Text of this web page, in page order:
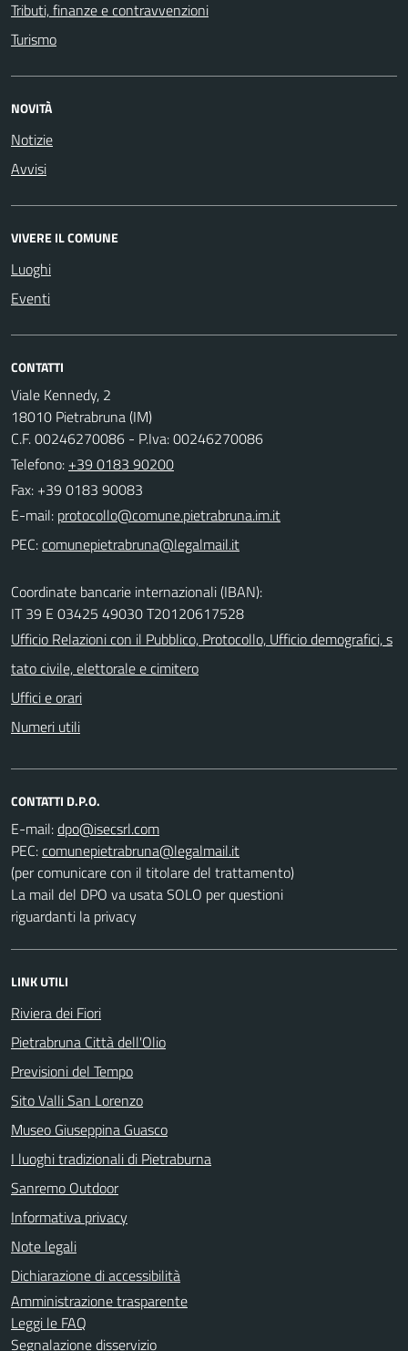
Tributi, finanze e contravvenzioni
Turismo
NOVITÀ
Notizie
Avvisi
VIVERE IL COMUNE
Luoghi
Eventi
CONTATTI
Viale Kennedy, 2
18010 Pietrabruna (IM)
C.F. 00246270086 - P.Iva: 00246270086
Telefono: +39 0183 90200
Fax: +39 0183 90083
E-mail:
PEC:
Coordinate bancarie internazionali (IBAN):
IT 39 E 03425 49030 T20120617528
Ufficio Relazioni con il Pubblico, Protocollo, Ufficio demografici, s
tato civile, elettorale e cimitero
Uffici e orari
Numeri utili
CONTATTI D.P.O.
E-mail:
PEC:
(per comunicare con il titolare del trattamento)
La mail del DPO va usata SOLO per questioni
riguardanti la privacy
LINK UTILI
Riviera dei Fiori
Pietrabruna Città dell'Olio
Previsioni del Tempo
Sito Valli San Lorenzo
Museo Giuseppina Guasco
I luoghi tradizionali di Pietraburna
Sanremo Outdoor
Informativa privacy
Note legali
Dichiarazione di accessibilità
Amministrazione trasparente
Leggi le FAQ
Segnalazione disservizio